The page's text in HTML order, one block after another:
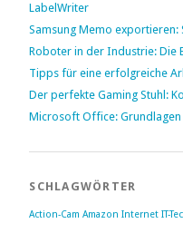
LabelWriter
Samsung Memo exportieren:
Roboter in der Industrie: Die
Tipps für eine erfolgreiche
Der perfekte Gaming Stuhl:
Microsoft Office:
SCHLAGWÖRTER
Action-Cam Amazon Internet IT-